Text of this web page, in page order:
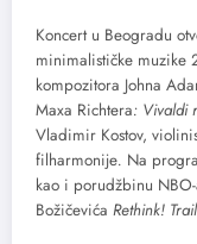
Koncert u Beogradu
minimalističke muzike
kompozitora Johna
Maxa Richtera: Vivaldi
Vladimir Kostov,
filharmonije. Na
kao i porudžbinu
Božičevića Rethink!